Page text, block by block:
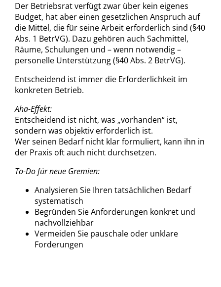
Der Betriebsrat verfügt zwar über kein eigenes
Budget, hat aber einen gesetzlichen Anspruch auf
die Mittel, die für seine Arbeit erforderlich sind (§40
Abs. 1 BetrVG). Dazu gehören auch Sachmittel,
Räume, Schulungen und – wenn notwendig –
personelle Unterstützung (§40 Abs. 2 BetrVG).
Entscheidend ist immer die Erforderlichkeit im
konkreten Betrieb.
Aha-Effekt:
Entscheidend ist nicht, was „vorhanden“ ist,
sondern was objektiv erforderlich ist.
Wer seinen Bedarf nicht klar formuliert, kann ihn in
der Praxis oft auch nicht durchsetzen.
To-Do für neue Gremien:
Analysieren Sie Ihren tatsächlichen Bedarf
systematisch
Begründen Sie Anforderungen konkret und
nachvollziehbar
Vermeiden Sie pauschale oder unklare
Forderungen